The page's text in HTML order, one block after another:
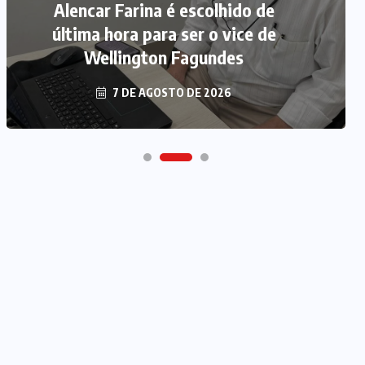
Alencar Farina é escolhido de
última hora para ser o vice de
Wellington Fagundes
7 DE AGOSTO DE 2026